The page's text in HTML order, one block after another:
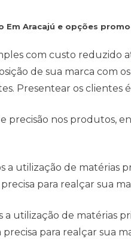
Em Aracajú e opções
com custo reduzido
de sua marca com os
Presentear os
precisão nos produtos,
a utilização de matérias
para realçar sua
a utilização de matérias
para realçar sua